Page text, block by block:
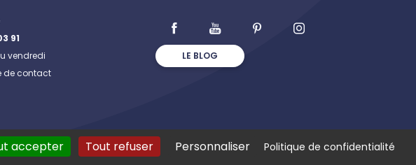
91
vendredi
de contact
LE BLOG
accepter Tout refuser Personnaliser Politique de confidentialité